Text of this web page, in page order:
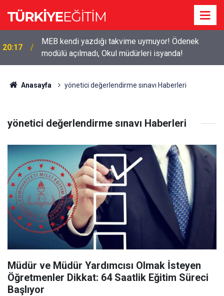
20:17
MEB kendi yazdığı takvime uymuyor! Ödenek
modülü açılmadı, Okul müdürleri isyanda!
Anasayfa yönetici değerlendirme sınavı Haberleri
yönetici değerlendirme sınavı Haberleri
Müdür ve Müdür Yardımcısı Olmak İsteyen
Öğretmenler Dikkat: 64 Saatlik Eğitim Süreci
Başlıyor